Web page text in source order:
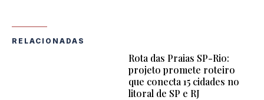
RELACIONADAS
Rota das Praias SP-Rio:
projeto promete roteiro
que conecta 15 cidades no
litoral de SP e RJ